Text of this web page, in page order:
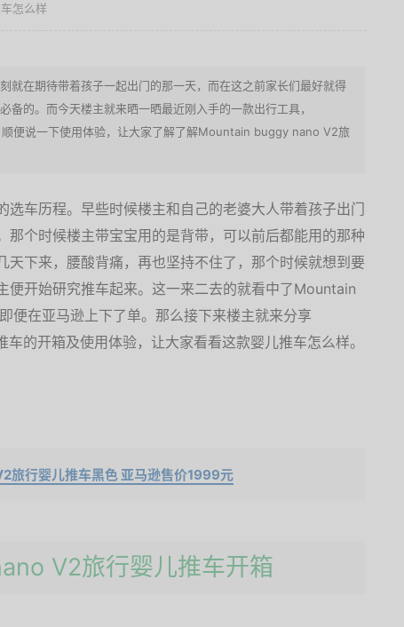
怎么样
就在期待带着孩子一起出门的那一天，而在这之前家长们最好就得
备的。而今天楼主就来晒一晒最近刚入手的一款出行工具，
便说一下使用体验，让大家了解了解Mountain buggy nano V2旅
选车历程。早些时候楼主和自己的老婆大人带着孩子出门
那个时候楼主带宝宝用的是背带，可以前后都能用的那种
天下来，腰酸背痛，再也坚持不住了，那个时候就想到要
便开始研究推车起来。这一来二去的就看中了Mountain
便在亚马逊上下了单。那么接下来楼主就来分享
的开箱及使用体验，让大家看看这款婴儿推车怎么样。
行婴儿推车黑色 亚马逊售价1999元
V2旅行婴儿推车开箱